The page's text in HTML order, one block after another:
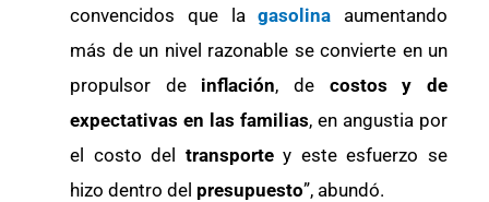
convencidos que lagasolina aumentando
más de un nivel razonable se convierte en un
propulsor deinflación, de costos y de
expectativas en las familias, en angustia por
el costo del transportey este esfuerzo se
hizo dentro del presupuesto”, abundó.